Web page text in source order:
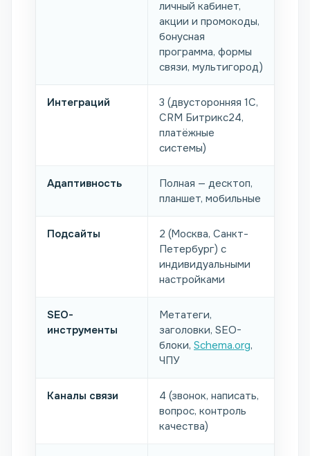
личный кабинет,
акции и промокоды,
бонусная
программа, формы
связи, мультигород)
Интеграций
3 (двусторонняя 1С,
CRM Битрикс24,
платёжные
системы)
Адаптивность
Полная — десктоп,
планшет, мобильные
Подсайты
2 (Москва, Санкт-
Петербург) с
индивидуальными
настройками
SEO-
инструменты
Метатеги,
заголовки, SEO-
блоки, Schema.org,
ЧПУ
Каналы связи
4 (звонок, написать,
вопрос, контроль
качества)